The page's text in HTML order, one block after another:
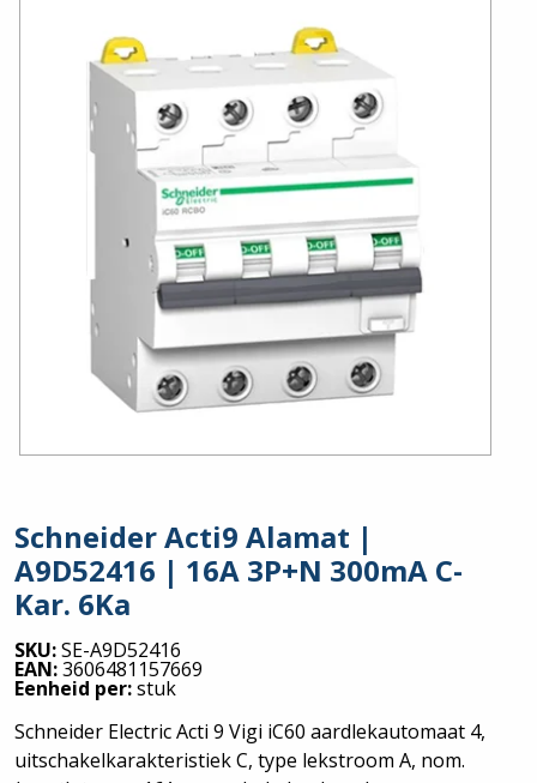
Schneider Acti9 Alamat |
A9D52416 | 16A 3P+N 300mA C-
Kar. 6Ka
SKU:SE-A9D52416
EAN:3606481157669
Eenheid per:stuk
Schneider Electric Acti 9 Vigi iC60 aardlekautomaat 4,
uitschakelkarakteristiek C, type lekstroom A, nom.